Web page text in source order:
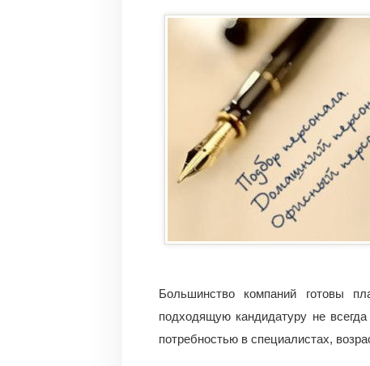
Большинство компаний готовы
подходящую кандидатуру не
потребностью в специалистах,